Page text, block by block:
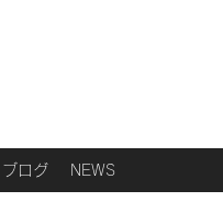
ブログ NEWS